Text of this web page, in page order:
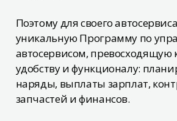
Поэтому для своего
уникальную Программу по
автосервисом, превосходящую
удобству и функционалу:
наряды, выплаты зарплат,
запчастей и финансов.